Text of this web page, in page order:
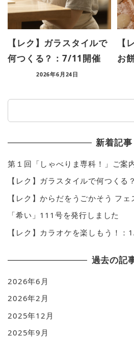
【レク】ガラスタイルで
何つくる？：7/11開催
2026年6月24日
【
お
索
新着記事
第１回「しゃべりま専科！」ご案
【レク】ガラスタイルで何つくる
【レク】からだをうごかそう フ
「希い」111号を発行しました
【レク】カラオケを楽しもう！：
過去の記
2026年6月
2026年2月
2025年12月
2025年9月